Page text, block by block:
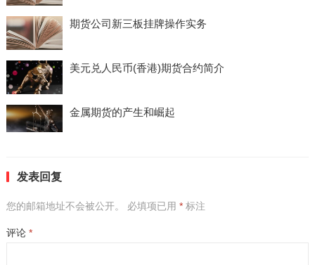
期货公司新三板挂牌操作实务
美元兑人民币(香港)期货合约简介
金属期货的产生和崛起
发表回复
您的邮箱地址不会被公开。 必填项已用 *标注
评论 *